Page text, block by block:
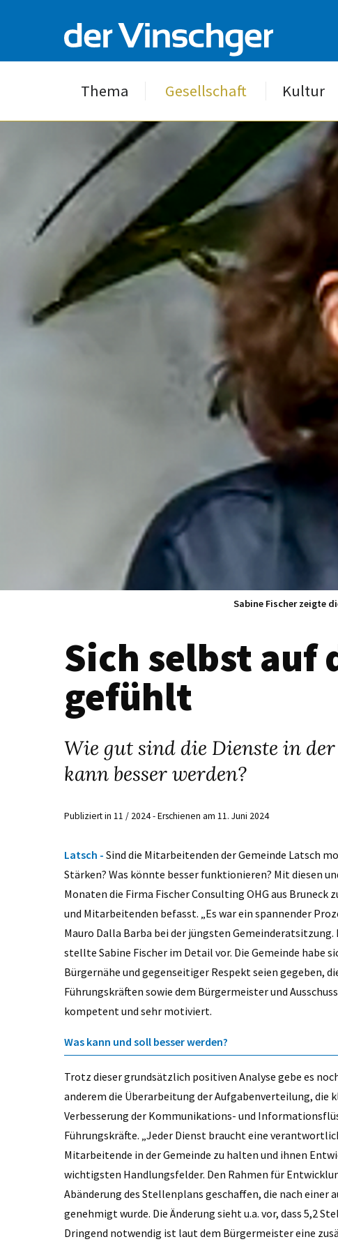
Thema Gesellschaft Kultur
Sabine Fischer zeigte
Sich selbst auf
gefühlt
Wie gut sind die Dienste in
kann besser werden?
Publiziert in 11 / 2024 - Erschienen am 11. Juni 2024
Latsch - Sind die Mitarbeitenden der Gemeinde Latsch
Stärken? Was könnte besser funktionieren? Mit diesen
Monaten die Firma Fischer Consulting OHG aus
und Mitarbeitenden befasst. „Es war ein spannender
Mauro Dalla Barba bei der jüngsten
stellte Sabine Fischer im Detail vor. Die Gemeinde habe
Bürgernähe und gegenseitiger Respekt seien gegeben,
Führungskräften sowie dem Bürgermeister und
kompetent und sehr motiviert.
Was kann und soll besser werden?
Trotz dieser grundsätzlich positiven Analyse gebe es
anderem die Überarbeitung der Aufgabenverteilung,
Verbesserung der Kommunikations- und
Führungskräfte. „Jeder Dienst braucht eine
Mitarbeitende in der Gemeinde zu halten und ihnen
wichtigsten Handlungsfelder. Den Rahmen für
Abänderung des Stellenplans geschaffen, die nach
genehmigt wurde. Die Änderung sieht u.a. vor, dass 5,2
Dringend notwendig ist laut dem Bürgermeister eine